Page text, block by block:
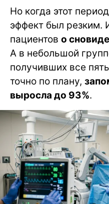
Но когда этот
эффект был резким.
пациентов о
А в небольшой
получивших все
точно по плану,
выросла до 93%.